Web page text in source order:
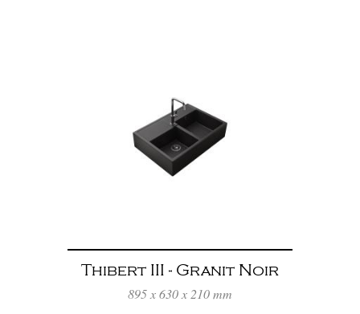
Thibert III - Granit Noir
895 x 630 x 210 mm